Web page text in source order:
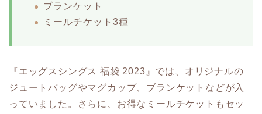
ブランケット
ミールチケット3種
『エッグスシングス 福袋 2023』では、オリジナルの
ジュートバッグやマグカップ、ブランケットなどが入
っていました。さらに、お得なミールチケットもセッ